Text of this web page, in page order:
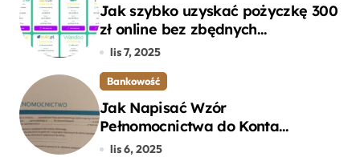
Jak szybko uzyskać pożyczkę 300
zł online bez zbędnych
formalności?
lis 7, 2025
Bankowość
Jak Napisać Wzór
Pełnomocnictwa do Konta
Bankowego – Praktyczny
lis 6, 2025